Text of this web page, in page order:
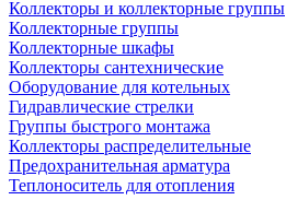
Коллекторы и коллекторные группы
Коллекторные группы
Коллекторные шкафы
Коллекторы сантехнические
Оборудование для котельных
Гидравлические стрелки
Группы быстрого монтажа
Коллекторы распределительные
Предохранительная арматура
Теплоноситель для отопления